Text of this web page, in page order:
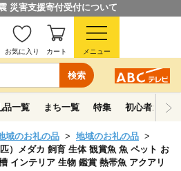
災害支援寄付受付について
検索
お気に入り カート メニュー
品一覧 まち一覧 特集 初心者ガイド
域のお礼の品
地域のお礼の品
）メダカ 飼育 生体 観賞魚 魚 ペット お
インテリア 生物 鑑賞 熱帯魚 アクアリ